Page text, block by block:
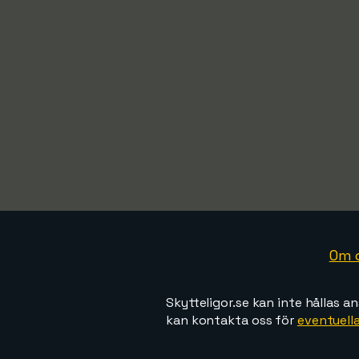
Om
Skytteligor.se kan inte hållas
kan kontakta oss för